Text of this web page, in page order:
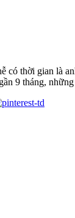
thời gian là
9 tháng,